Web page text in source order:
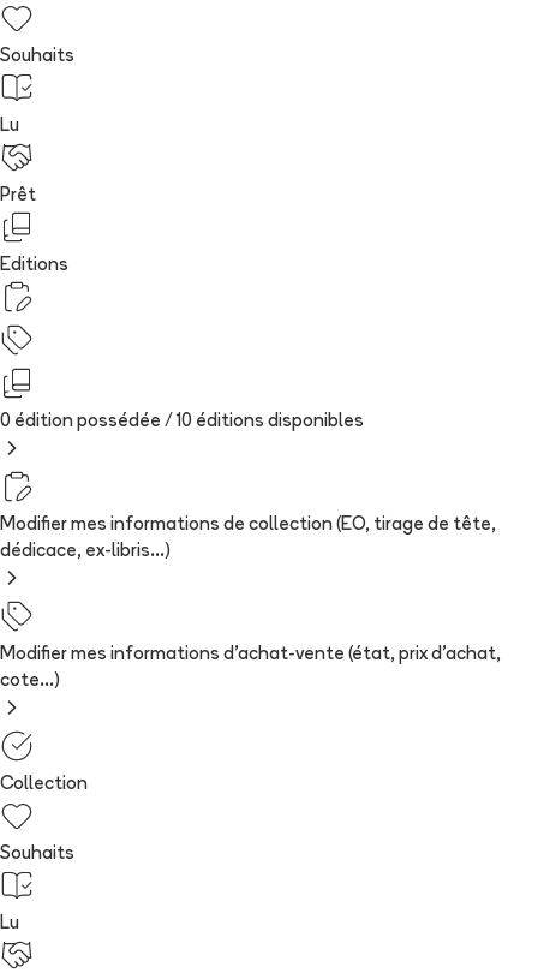
Souhaits
Lu
Prêt
Editions
0 édition possédée / 10 éditions disponibles
Modifier mes informations de collection (EO, tirage de tête,
dédicace, ex-libris...)
Modifier mes informations d'achat-vente (état, prix d'achat,
cote...)
Collection
Souhaits
Lu